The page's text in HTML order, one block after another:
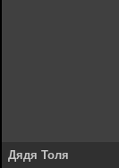
Дядя Толя